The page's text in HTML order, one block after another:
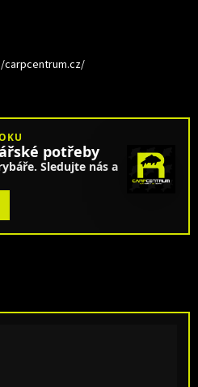
potřeby
Sledujte nás a